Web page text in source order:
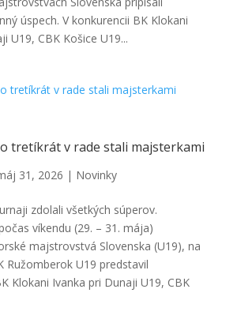
úspech. V konkurencii BK Klokani
U19, CBK Košice U19...
tretíkrát v rade stali majsterkami
31, 2026 | Novinky
zdolali všetkých súperov.
víkendu (29. – 31. mája)
majstrovstvá Slovenska (U19), na
Ružomberok U19 predstavil
Klokani Ivanka pri Dunaji U19, CBK